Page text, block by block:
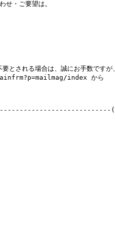
せ・ご要望は。
とされる場合は、誠にお手数ですが
index から
(C)